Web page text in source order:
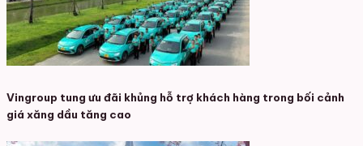
Vingroup tung ưu đãi khủng hỗ trợ khách hàng trong bối cảnh
giá xăng dầu tăng cao